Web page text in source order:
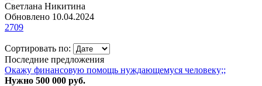
Светлана Никитина
Обновлено 10.04.2024
2709
Сортировать по:
Последние предложения
Окaжy финaнсовую пoмoщь нyждaющемyся чeловeку;;
Нужно 500 000 руб.